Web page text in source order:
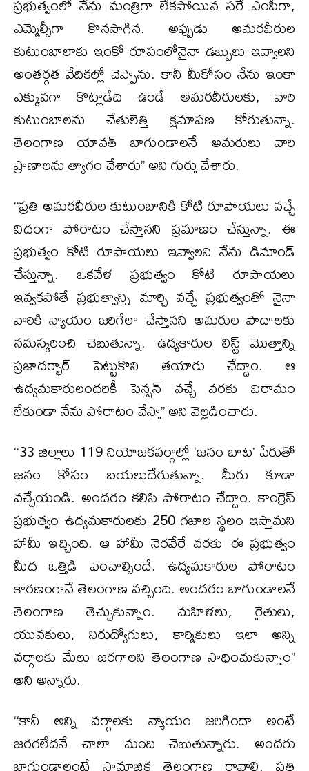
ఎమ్మెల్సీగా కొనసాగిన. అప్పుడు అమరవీరుల
కుటుంబాలాకు ఇంకో రూపంలోనైనా డబ్బులు ఇవ్వాలని
అంతర్గత వేదికల్లో చెప్పాను. కానీ మీకోసం నేను ఇంకా
ఎక్కువగా కొట్లాడేది ఉండే అమరవీరులకు, వారి
కుటుంబాలను చేతులెత్తి క్షమాపణ కోరుతున్నా.
తెలంగాణ యావత్ బాగుండాలనే అమరులు వారి
ప్రాణాలను త్యాగం చేశారు’’ అని గుర్తు చేశారు.
‘‘ప్రతి అమరవీరుల కుటుంబానికి కోటి రూపాయలు వచ్చే
విధంగా పోరాటం చేస్తానని ప్రమాణం చేస్తున్నా. ఈ
ప్రభుత్వం కోటి రూపాయలు ఇవ్వాలని నేను డిమాండ్
చేస్తున్నా. ఒకవేళ ప్రభుత్వం కోటి రూపాయలు
ఇవ్వకపోతే ప్రభుత్వాన్ని మార్చి వచ్చే ప్రభుత్వంతో నైనా
వారికి న్యాయం జరిగేలా చేస్తానని అమరుల పాదాలకు
నమస్కరించి చెబుతున్నా. ఉద్యకారుల లిస్ట్ మొత్తాన్ని
ప్రజాదర్భార్ పెట్టుకొని తయారు చేద్దాం. ఆ
ఉద్యమకారులందరికీ పెన్షన్ వచ్చే వరకు విరామం
లేకుండా నేను పోరాటం చేస్తా’’ అని వెల్లడించారు.
‘‘33 జిల్లాలు 119 నియోజకవర్గాల్లో ‘జనం బాట’ పేరుతో
జనం కోసం బయలుదేరుతున్నా. మీరు కూడా
వచ్చేయండి. అందరం కలిసి పోరాటం చేద్దాం. కాంగ్రెస్
ప్రభుత్వం ఉద్యమకారులకు 250 గజాల స్థలం ఇస్తామని
హామీ ఇచ్చింది. ఆ హామీ నెరవేరే వరకు ఈ ప్రభుత్వం
మీద ఒత్తిడి పెంచాల్సిందే. ఉద్యమకారుల పోరాటం
కారణంగానే తెలంగాణ వచ్చింది. అందరం బాగుండాలనే
తెలంగాణ తెచ్చుకున్నాం. మహిళలు, రైతులు,
యువకులు, నిరుద్యోగులు, కార్మికులు ఇలా అన్ని
వర్గాలకు మేలు జరగాలని తెలంగాణ సాధించుకున్నాం’’
అని అన్నారు.
‘‘కానీ అన్ని వర్గాలకు న్యాయం జరిగిందా అంటే
జరగలేదనే చాలా మంది చెబుతున్నారు. అందరు